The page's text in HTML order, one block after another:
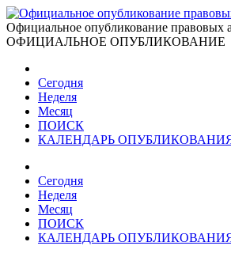
Официальное опубликование правовых
ОФИЦИАЛЬНОЕ ОПУБЛИКОВАНИЕ
Сегодня
Неделя
Месяц
ПОИСК
КАЛЕНДАРЬ
Сегодня
Неделя
Месяц
ПОИСК
КАЛЕНДАРЬ